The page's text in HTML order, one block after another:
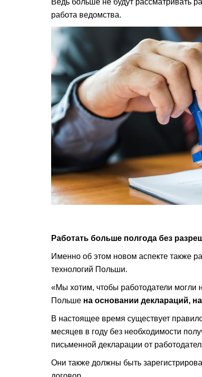
Ведь больше не будут рассматривать
работа ведомства.
Работать больше полгода без
Именно об этом новом аспекте также
технологий Польши.
«Мы хотим, чтобы работодатели могли
Польше на основании деклараций,
В настоящее время существует
месяцев в году без необходимости
письменной декларации от
Они также должны быть